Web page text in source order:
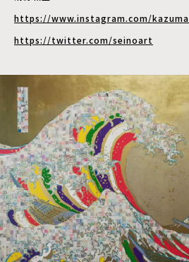
https://www.instagram.com/
https://twitter.com/seinoart